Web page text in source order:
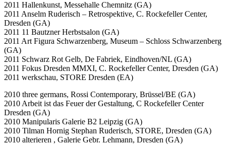
2011 Hallenkunst, Messehalle Chemnitz (GA)
2011 Anselm Ruderisch – Retrospektive, C. Rockefeller Center,
Dresden (GA)
2011 11 Bautzner Herbstsalon (GA)
2011 Art Figura Schwarzenberg, Museum – Schloss Schwarzenberg
(GA)
2011 Schwarz Rot Gelb, De Fabriek, Eindhoven/NL (GA)
2011 Fokus Dresden MMXI, C. Rockefeller Center, Dresden (GA)
2011 werkschau, STORE Dresden (EA)
2010 three germans, Rossi Contemporary, Brüssel/BE (GA)
2010 Arbeit ist das Feuer der Gestaltung, C Rockefeller Center
Dresden (GA)
2010 Manipularis Galerie B2 Leipzig (GA)
2010 Tilman Hornig Stephan Ruderisch, STORE, Dresden (GA)
2010 alterieren , Galerie Gebr. Lehmann, Dresden (GA)